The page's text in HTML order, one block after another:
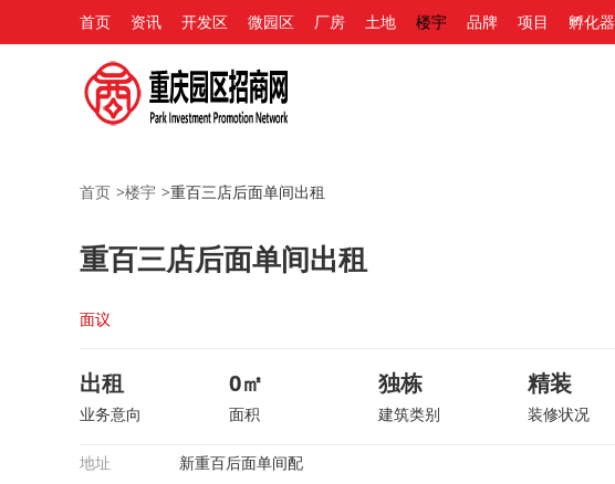
首页 资讯 开发区 微园区 厂房 土地 楼宇 品牌 项目 孵化器
首页 >楼宇 >重百三店后面单间出租
重百三店后面单间出租
面议
出租
业务意向
0㎡
面积
独栋
建筑类别
精装
装修状况
地址 新重百后面单间配